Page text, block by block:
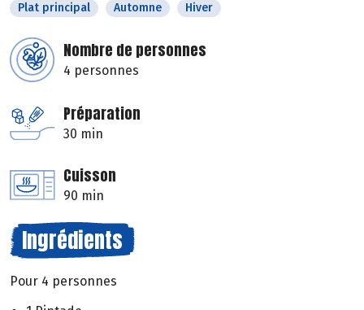
Plat principal Automne Hiver
Nombre de personnes
4 personnes
Préparation
30 min
Cuisson
90 min
Ingrédients
Pour 4 personnes